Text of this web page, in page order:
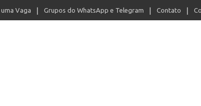
Vaga Grupos do WhatsApp e Telegram Contato